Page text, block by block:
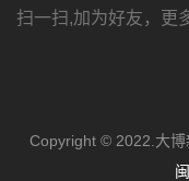
扫一扫,加为好友，更
Copyright © 2022.大博